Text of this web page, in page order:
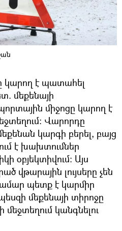
կարող է պատահել
մեքենայի
միջոցը կարող է
Վարորդը
կարգի բերել, բայց
է խախտումներ
օբյեկտիվում։ Այս
վթարային լույսերը չեն
պետք է կարմիր
մեքենայի տիրոջը
կանգնելու